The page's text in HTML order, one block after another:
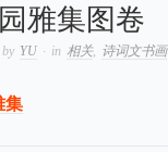
雅集图卷
by YU · in 相关, 诗词文书画
集